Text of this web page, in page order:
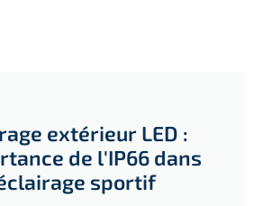
extérieur LED :
de l'IP66 dans
sportif